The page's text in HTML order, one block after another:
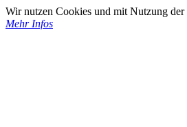
Wir nutzen Cookies und mit Nutzung der
Mehr Infos